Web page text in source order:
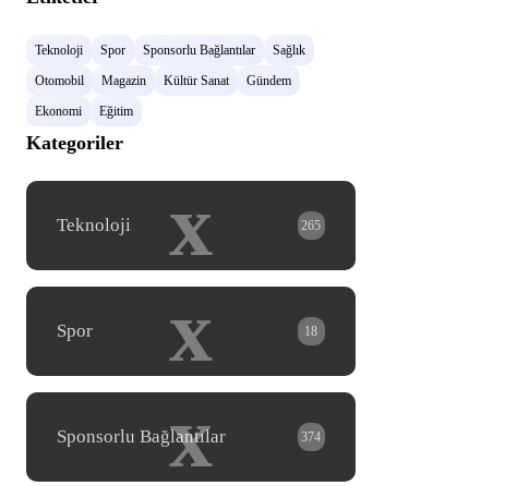
Teknoloji Spor Sponsorlu Bağlantılar
Sağlık
Otomobil
Magazin Kültür Sanat
Gündem
Ekonomi
Eğitim
Kategoriler
x
Teknoloji 265
x
Spor 18
x
Sponsorlu Bağlantılar 374